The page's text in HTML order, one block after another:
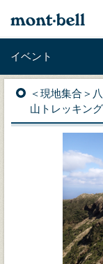
イベント
＜現地集合＞
山トレッキン